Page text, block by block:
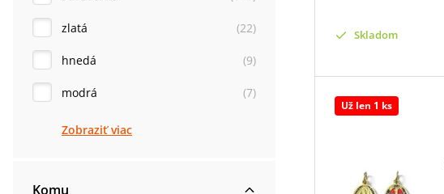
zlatá (22)
hnedá (9)
modrá (7)
Zobraziť viac
Komu
Skladom
Už len 1 ks